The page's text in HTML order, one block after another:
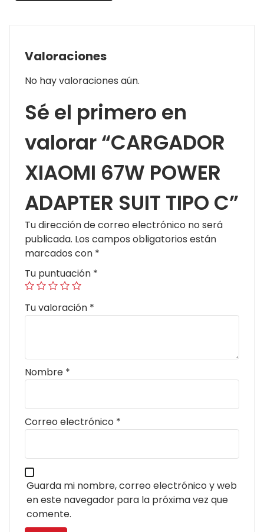
Valoraciones
No hay valoraciones aún.
Sé el primero en
valorar “CARGADOR
XIAOMI 67W POWER
ADAPTER SUIT TIPO C”
Tu dirección de correo electrónico no será
publicada. Los campos obligatorios están
marcados con *
Tu puntuación *
Tu valoración *
Nombre *
Correo electrónico *
Guarda mi nombre, correo electrónico y web
en este navegador para la próxima vez que
comente.